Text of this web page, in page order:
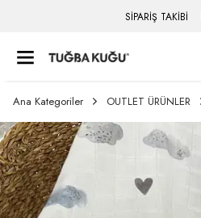
SİPARİŞ TAKİBİ
Ana Kategoriler OUTLET ÜRÜNLER